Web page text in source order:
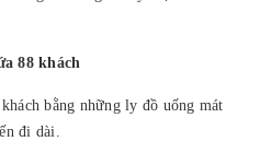
88 khách
bằng những ly đồ uống mát
đi dài.